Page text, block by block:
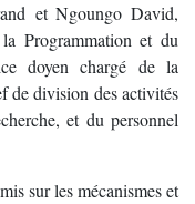
et Ngoungo David,
Programmation et du
doyen chargé de la
de division des activités
et du personnel
sur les mécanismes et